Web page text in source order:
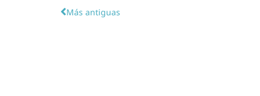
Más antiguas